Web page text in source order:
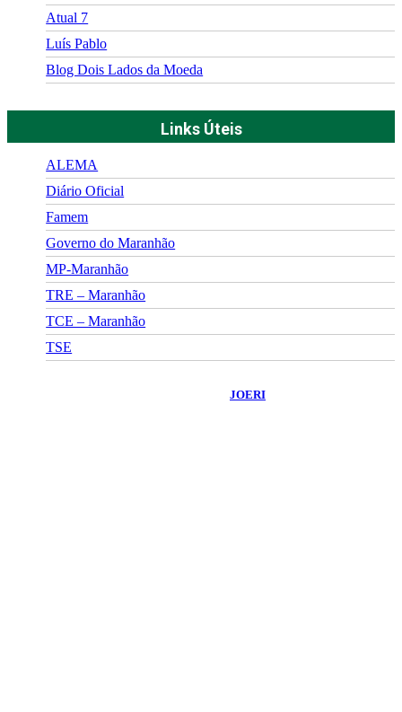
Atual 7
Luís Pablo
Blog Dois Lados da Moeda
Links Úteis
ALEMA
Diário Oficial
Famem
Governo do Maranhão
MP-Maranhão
TRE – Maranhão
TCE – Maranhão
TSE
JOERI